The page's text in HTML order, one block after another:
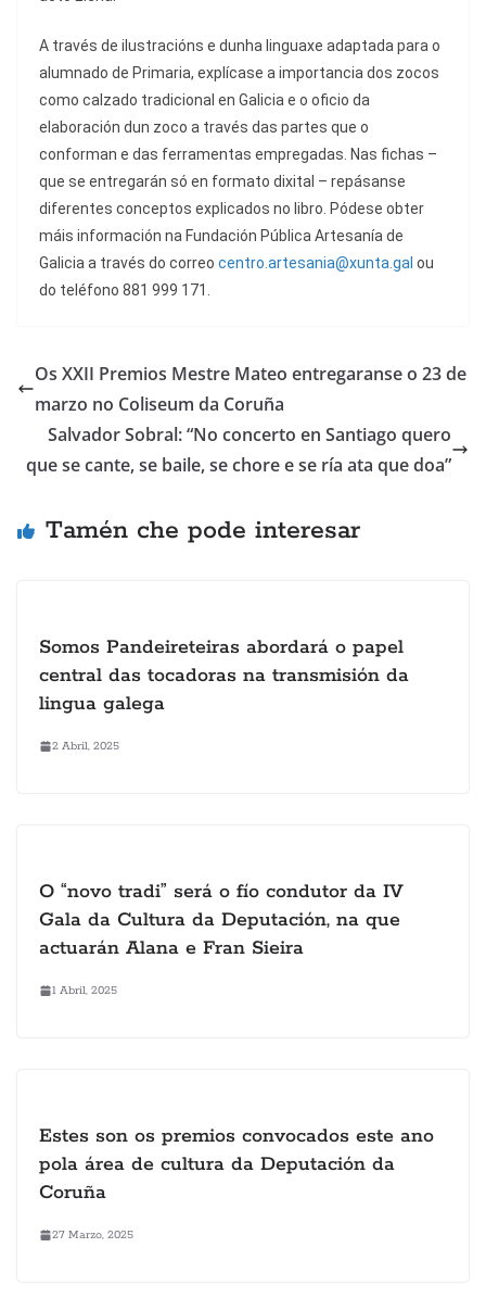
A través de ilustracións e dunha linguaxe adaptada para o
alumnado de Primaria, explícase a importancia dos zocos
como calzado tradicional en Galicia e o oficio da
elaboración dun zoco a través das partes que o
conforman e das ferramentas empregadas. Nas fichas –
que se entregarán só en formato dixital – repásanse
diferentes conceptos explicados no libro. Pódese obter
máis información na Fundación Pública Artesanía de
Galicia a través do correo centro.artesania@xunta.gal ou
do teléfono 881 999 171.
Os XXII Premios Mestre Mateo entregaranse o 23 de
marzo no Coliseum da Coruña
Salvador Sobral: “No concerto en Santiago quero
que se cante, se baile, se chore e se ría ata que doa”
Tamén che pode interesar
Somos Pandeireteiras abordará o papel
central das tocadoras na transmisión da
lingua galega
2 Abril, 2025
O “novo tradi” será o fío condutor da IV
Gala da Cultura da Deputación, na que
actuarán Alana e Fran Sieira
1 Abril, 2025
Estes son os premios convocados este ano
pola área de cultura da Deputación da
Coruña
27 Marzo, 2025